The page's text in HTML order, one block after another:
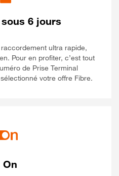
6 jours
ultra rapide,
Pour en profiter, c’est tout
de Prise Terminal
votre offre Fibre.
On